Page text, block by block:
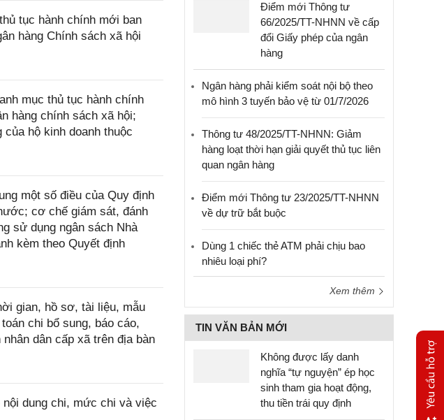
tục hành chính mới ban
hàng Chính sách xã hội
mục thủ tục hành chính
hàng chính sách xã hội;
hộ kinh doanh thuộc
một số điều của Quy định
cơ chế giám sát, đánh
sử dụng ngân sách Nhà
kèm theo Quyết định
gian, hồ sơ, tài liệu, mẫu
chi bổ sung, báo cáo,
dân cấp xã trên địa bàn
dung chi, mức chi và việc
Điểm mới Thông tư
66/2025/TT-NHNN về cấp
đổi Giấy phép của ngân
hàng
Ngân hàng phải kiểm soát nội bộ theo
mô hình 3 tuyến bảo vệ từ 01/7/2026
Thông tư 48/2025/TT-NHNN: Giảm
hàng loạt thời hạn giải quyết thủ tục liên
quan ngân hàng
Điểm mới Thông tư 23/2025/TT-NHNN
về dự trữ bắt buộc
Dùng 1 chiếc thẻ ATM phải chịu bao
nhiêu loại phí?
Xem thêm
TIN VĂN BẢN MỚI
Không được lấy danh
nghĩa “tự nguyện” ép học
sinh tham gia hoạt động,
thu tiền trái quy định